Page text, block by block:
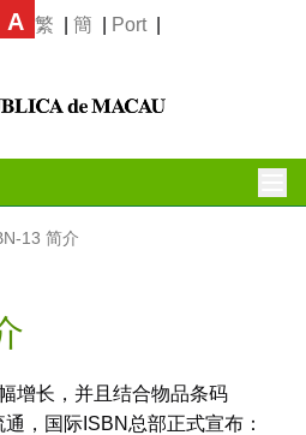
A 繁 簡 Port|
13 简介
增长，并且结合物品条码
，国际ISBN总部正式宣布：